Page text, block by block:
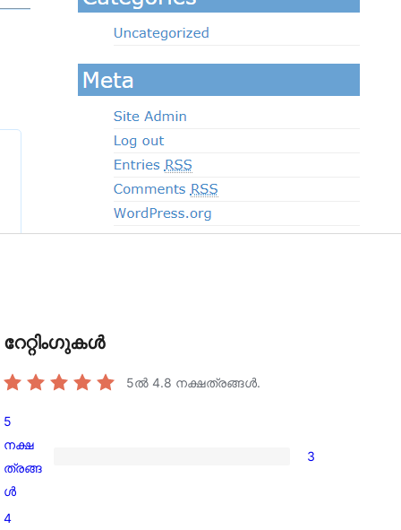
റേറ്റിംഗുകൾ
5ൽ 4.8 നക്ഷത്രങ്ങൾ.
3
5-
star
5
നക്ഷ
ത്രങ്ങ
ൾ
3
4